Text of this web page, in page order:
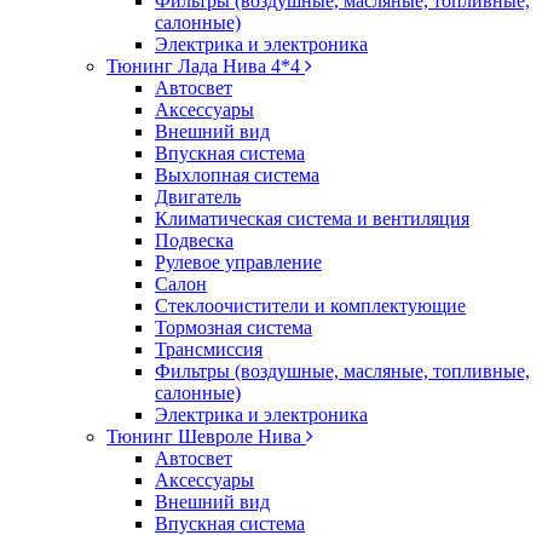
салонные)
Электрика и электроника
Тюнинг Лада Нива 4*4
Автосвет
Аксессуары
Внешний вид
Впускная система
Выхлопная система
Двигатель
Климатическая система и вентиляция
Подвеска
Рулевое управление
Салон
Стеклоочистители и комплектующие
Тормозная система
Трансмиссия
Фильтры (воздушные, масляные, топливные,
салонные)
Электрика и электроника
Тюнинг Шевроле Нива
Автосвет
Аксессуары
Внешний вид
Впускная система